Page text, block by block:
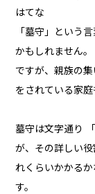
はてな
「墓守」という
かもしれません。
ですが、親族の
をされている家庭
墓守は文字通り
が、その詳しい
れくらいかかる
す。